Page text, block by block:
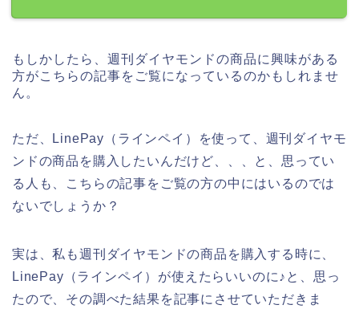
もしかしたら、週刊ダイヤモンドの商品に興味がある
方がこちらの記事をご覧になっているのかもしれませ
ん。
ただ、LinePay（ラインペイ）を使って、週刊ダイヤモ
ンドの商品を購入したいんだけど、、、と、思ってい
る人も、こちらの記事をご覧の方の中にはいるのでは
ないでしょうか？
実は、私も週刊ダイヤモンドの商品を購入する時に、
LinePay（ラインペイ）が使えたらいいのに♪と、思っ
たので、その調べた結果を記事にさせていただきま